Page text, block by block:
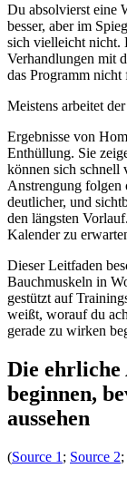
Du absolvierst eine
besser, aber im
sich vielleicht nicht.
Verhandlungen mit
das Programm
Meistens arbeitet
Ergebnisse von
Enthüllung. Sie
können sich schnell
Anstrengung folgen
deutlicher, und
den längsten
Kalender zu
Dieser Leitfaden
Bauchmuskeln in
gestützt auf
weißt, worauf du
gerade zu wirken
Die ehrliche
beginnen,
aussehen
(Source 1 ; Source 2;